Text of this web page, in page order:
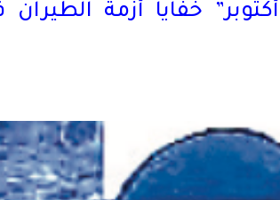
مديرة اليمنية تكشف لـ 14 أكتوبر” خفايا أزمة